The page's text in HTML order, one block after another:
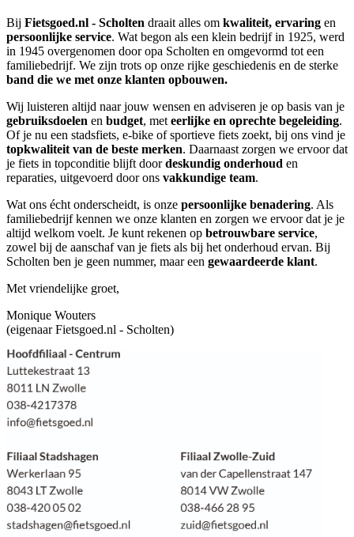
Bij Fietsgoed.nl - Scholten draait alles om kwaliteit, ervaring en
persoonlijke service. Wat begon als een klein bedrijf in 1925, werd
in 1945 overgenomen door opa Scholten en omgevormd tot een
familiebedrijf. We zijn trots op onze rijke geschiedenis en de sterke
band die we met onze klanten opbouwen.
Wij luisteren altijd naar jouw wensen en adviseren je op basis van je
gebruiksdoelen en budget, met eerlijke en oprechte begeleiding.
Of je nu een stadsfiets, e-bike of sportieve fiets zoekt, bij ons vind je
topkwaliteit van de beste merken. Daarnaast zorgen we ervoor dat
je fiets in topconditie blijft doordeskundig onderhoud en
reparaties, uitgevoerd door ons vakkundige team.
Wat ons écht onderscheidt, is onze persoonlijke benadering. Als
familiebedrijf kennen we onze klanten en zorgen we ervoor dat je je
altijd welkom voelt. Je kunt rekenen op betrouwbare service,
zowel bij de aanschaf van je fiets als bij het onderhoud ervan. Bij
Scholten ben je geen nummer, maar een gewaardeerde klant.
Met vriendelijke groet,
Monique Wouters
(eigenaar Fietsgoed.nl - Scholten)